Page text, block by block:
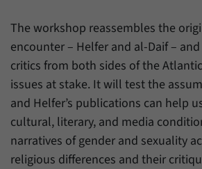
The workshop reassembles the
encounter – Helfer and al-Daif –
critics from both sides of the
issues at stake. It will test the
and Helfer’s publications can help
cultural, literary, and media
narratives of gender and sexuality
religious differences and their